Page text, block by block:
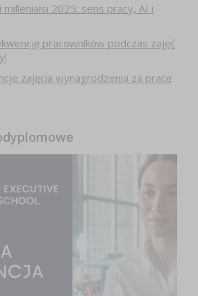
millenialsi 2025: sens pracy, AI i
pracowników podczas zajęć
zajęcia wynagrodzenia za pracę